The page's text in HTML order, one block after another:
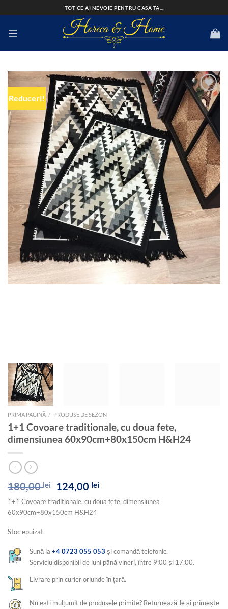
to
TOT CE AI NEVOIE PENTRU CASA TA...
Reduceri!
Add to
wishlist
PRIMA PAGINĂ / PRODUSE DE SEZON
1+1 Covoare traditionale, cu doua fete,
dimensiunea 60x90cm+80x150cm H&H24
180,00lei
Prețul
inițial
a
fost:
124,00 leiPrețul
curent
este:
1+1 Covoare traditionale, cu doua fete, dimensiunea
60x90cm+80x150cm H&H24
Stoc epuizat
Sună la+4 0723 055 053 și comandă telefonic.
Serviciu disponibil de luni până vineri, între 9:00 și 17:00.
Livrare prin curier oriunde în țară.
Nu ești mulțumit de produsele primite? Returnează-le și primește